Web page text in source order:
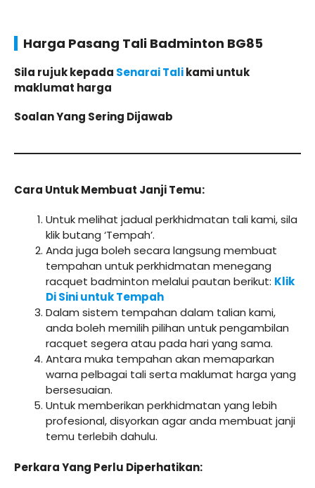
Harga Pasang Tali Badminton BG85
Sila rujuk kepada Senarai Talikami untuk
maklumat harga
Soalan Yang Sering Dijawab
Cara Untuk Membuat Janji Temu:
Untuk melihat jadual perkhidmatan tali kami, sila
klik butang ‘Tempah’.
Anda juga boleh secara langsung membuat
tempahan untuk perkhidmatan menegang
racquet badminton melalui pautan berikut: Klik
Di Sini untuk Tempah
Dalam sistem tempahan dalam talian kami,
anda boleh memilih pilihan untuk pengambilan
racquet segera atau pada hari yang sama.
Antara muka tempahan akan memaparkan
warna pelbagai tali serta maklumat harga yang
bersesuaian.
Untuk memberikan perkhidmatan yang lebih
profesional, disyorkan agar anda membuat janji
temu terlebih dahulu.
Perkara Yang Perlu Diperhatikan: